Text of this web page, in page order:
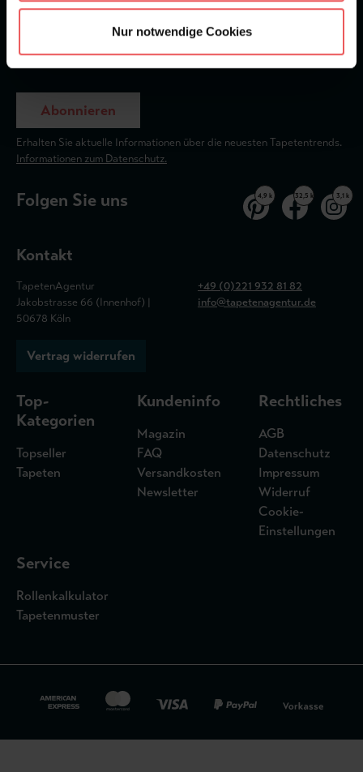
Nur notwendige Cookies
Abonnieren
Erhalten Sie aktuelle Informationen über die neuesten Tapetentrends.
Informationen zum Datenschutz.
Folgen Sie uns 4,9 k 32,5 k 3,1 k
Kontakt
TapetenAgentur
Jakobstrasse 66 (Innenhof) |
50678 Köln
+49 (0)221 932 81 82
info@tapetenagentur.de
Vertrag widerrufen
Top-
Kategorien
Topseller
Tapeten
Kundeninfo
Magazin
FAQ
Versandkosten
Newsletter
Rechtliches
AGB
Datenschutz
Impressum
Widerruf
Cookie-
Einstellungen
Service
Rollenkalkulator
Tapetenmuster